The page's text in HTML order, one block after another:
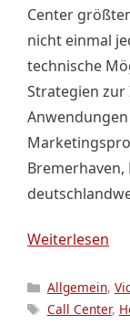
Center
nicht einmal
technische
Strategien zur
Bremerhaven,
Weiterlesen
Kategorien
Allgemein,
Schlagwörter
Call Center,